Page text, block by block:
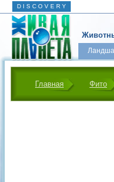
D I S C O V E R Y
Главная Фито